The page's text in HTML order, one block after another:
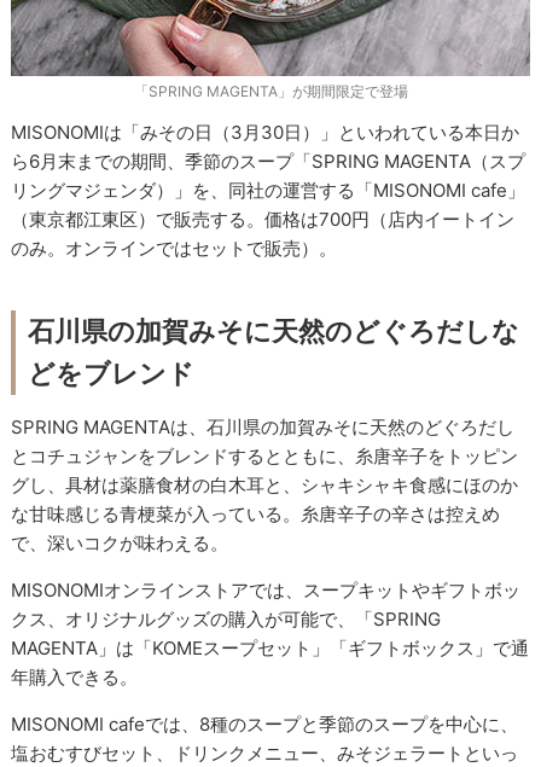
「SPRING MAGENTA」が期間限定で登場
MISONOMIは「みその日（3月30日）」といわれている本日か
ら6月末までの期間、季節のスープ「SPRING MAGENTA（スプ
リングマジェンダ）」を、同社の運営する「MISONOMI cafe」
（東京都江東区）で販売する。価格は700円（店内イートイン
のみ。オンラインではセットで販売）。
石川県の加賀みそに天然のどぐろだしな
どをブレンド
SPRING MAGENTAは、石川県の加賀みそに天然のどぐろだし
とコチュジャンをブレンドするとともに、糸唐辛子をトッピン
グし、具材は薬膳食材の白木耳と、シャキシャキ食感にほのか
な甘味感じる青梗菜が入っている。糸唐辛子の辛さは控えめ
で、深いコクが味わえる。
MISONOMIオンラインストアでは、スープキットやギフトボッ
クス、オリジナルグッズの購入が可能で、「SPRING
MAGENTA」は「KOMEスープセット」「ギフトボックス」で通
年購入できる。
MISONOMI cafeでは、8種のスープと季節のスープを中心に、
塩おむすびセット、ドリンクメニュー、みそジェラートといっ